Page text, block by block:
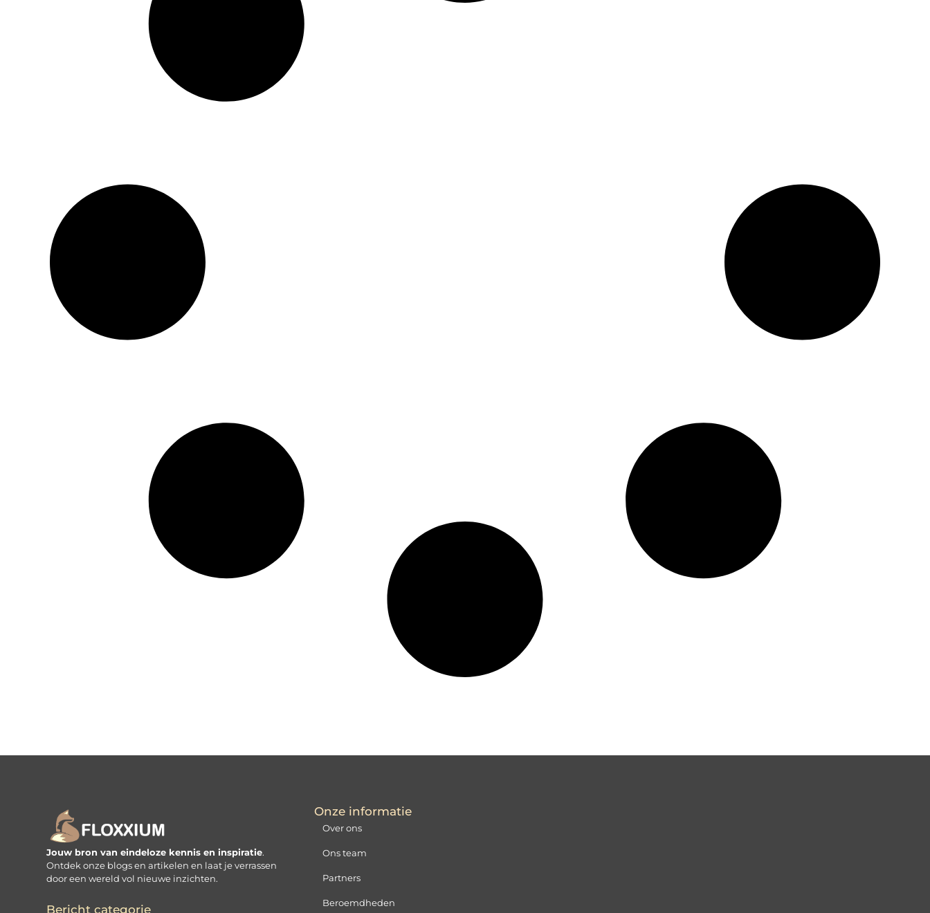
Jouw bron van eindeloze kennis en inspiratie.
Ontdek onze blogs en artikelen en laat je verrassen
door een wereld vol nieuwe inzichten.
Bericht categorie
Onze informatie
Over ons
Ons team
Partners
Beroemdheden